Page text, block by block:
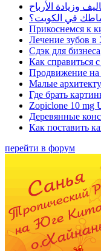
وزيادة الأرباح
في الكويت؟
Прикоснемся к
Лечение зубов в
Сдэк для бизнеса
Как справиться
Продвижение на
Малые
Где брать
Zopiclone 10 mg
Деревянные
Как поставить
перейти в форум